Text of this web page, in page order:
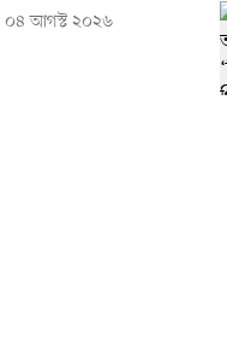
০৪ আগস্ট ২০২৬